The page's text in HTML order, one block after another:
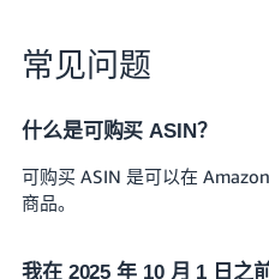
常见问题
什么是可购买 ASIN？
可购买 ASIN 是可以在
商品。
我在 2025 年 10 月 1 日之